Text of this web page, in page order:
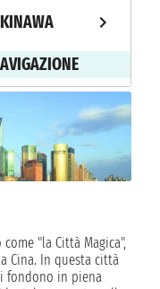
"la Città Magica",
Cina. In questa città
fondono in piena